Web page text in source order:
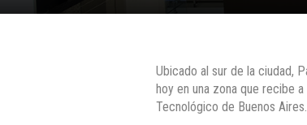
Ubicado al sur de la ciudad,
hoy en una zona que recibe
Tecnológico de Buenos Aires.